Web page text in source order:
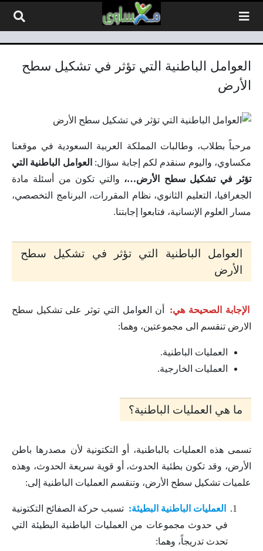
العوامل الباطنية التي تؤثر في تشكيل سطح
الأرض
مرحباً بطلاب، وطالبات المملكة العربية السعودية في موقعنا
مكساوي، واليوم سنقدم لكم إجابة سؤال: العوامل الباطنية التي
تؤثر في تشكيل سطح الأرض…، والتي تكون من أسئلة مادة
الجغرافيا، التعليم الثانوي، نظام المقررات، البرنامج التخصصي،
مسار العلوم الإنسانية، فتابعوا إجابتنا.
العوامل الباطنية التي تؤثر في تشكيل سطح
الأرض
الإجابة الصحيحة هي:
أن العوامل التي توثر على تشكيل سطح
الارض تنقسم الى مجموعتين، وهما:
العمليات الباطنية.
العمليات الخارجية.
ما هي العمليات الباطنية؟
تسمى هذه العمليات بالباطنية، أو التكتونية لأن مصدرها باطن
الأرض، وقد تكون بطئية الحدوث، أو قوية سريعة الحدوث، وهذه
علميات تشكيل سطح الأرض، وتنقسم العمليات الباطنية إلى:
العمليات الباطنية البطيئة: تسبب حركة الصفائح التكتونية
في حدوث مجموعات من العمليات الباطنية البطيئة التي
تحدث تدريجاً، وهما: